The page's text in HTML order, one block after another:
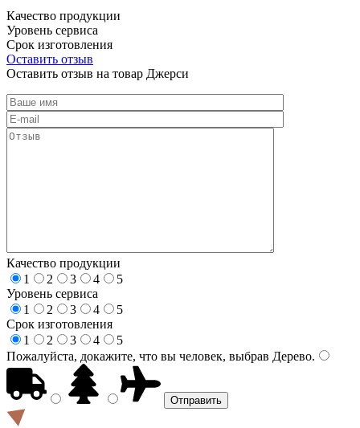
Качество продукции
Уровень сервиса
Срок изготовления
Оставить отзыв
Оставить отзыв на товар Джерси
Качество продукции
1
2 3 4
5
Уровень сервиса
1
2 3 4
5
Срок изготовления
1
2 3 4
5
Пожалуйста, докажите, что вы человек, выбрав Дерево.